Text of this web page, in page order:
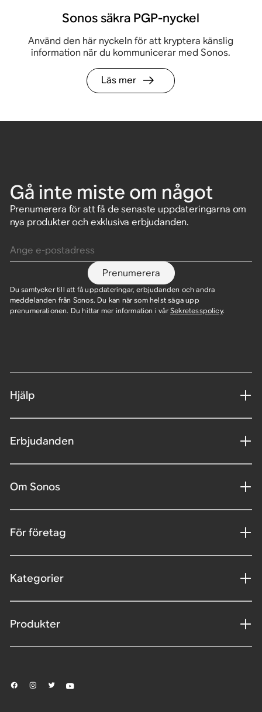
Sonos säkra PGP-nyckel
Använd den här nyckeln för att kryptera känslig
information när du kommunicerar med Sonos.
Läs mer
Gå inte miste om något
Prenumerera för att få de senaste uppdateringarna om
nya produkter och exklusiva erbjudanden.
Prenumerera
Du samtycker till att få uppdateringar, erbjudanden och andra
meddelanden från Sonos. Du kan när som helst säga upp
prenumerationen. Du hittar mer information i vår Sekretesspolicy.
Hjälp
Erbjudanden
Om Sonos
För företag
Kategorier
Produkter